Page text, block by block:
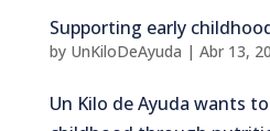
Supporting early
by UnKiloDeAyuda | Abr 13,
Un Kilo de Ayuda wants